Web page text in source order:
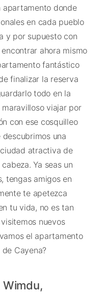
apartamento donde
en cada pueblo
y por supuesto con
ahora mismo
fantástico
finalizar la reserva
todo en la
viajar por
con ese cosquilleo
una
atractiva de
Ya seas un
tengas amigos en
te apetezca
tu vida, no es tan
nuevos
el apartamento
Cayena?